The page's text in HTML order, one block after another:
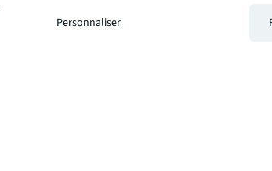
Personnaliser